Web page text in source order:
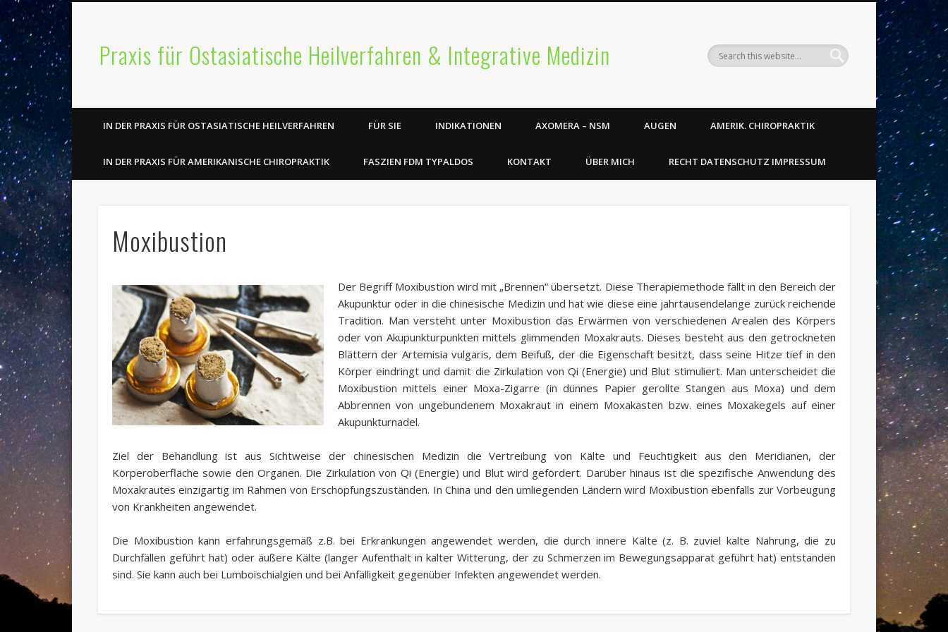
Praxis für Ostasiatische Heilverfahren & Integrative Medizin
IN DER PRAXIS FÜR OSTASIATISCHE HEILVERFAHREN FÜR SIE INDIKATIONEN AXOMERA – NSM AUGEN AMERIK. CHIROPRAKTIK
IN DER PRAXIS FÜR AMERIKANISCHE CHIROPRAKTIK FASZIEN FDM TYPALDOS KONTAKT ÜBER MICH RECHT DATENSCHUTZ IMPRESSUM
Moxibustion
Der Begriff Moxibustion wird mit „Brennen“ übersetzt. Diese Therapiemethode fällt in den Bereich der
Akupunktur oder in die chinesische Medizin und hat wie diese eine jahrtausendelange zurück reichende
Tradition. Man versteht unter Moxibustion das Erwärmen von verschiedenen Arealen des Körpers
oder von Akupunkturpunkten mittels glimmenden Moxakrauts. Dieses besteht aus den getrockneten
Blättern der Artemisia vulgaris, dem Beifuß, der die Eigenschaft besitzt, dass seine Hitze tief in den
Körper eindringt und damit die Zirkulation von Qi (Energie) und Blut stimuliert. Man unterscheidet die
Moxibustion mittels einer Moxa-Zigarre (in dünnes Papier gerollte Stangen aus Moxa) und dem
Abbrennen von ungebundenem Moxakraut in einem Moxakasten bzw. eines Moxakegels auf einer
Akupunkturnadel.
Ziel der Behandlung ist aus Sichtweise der chinesischen Medizin die Vertreibung von Kälte und Feuchtigkeit aus den Meridianen, der
Körperoberfläche sowie den Organen. Die Zirkulation von Qi (Energie) und Blut wird gefördert. Darüber hinaus ist die spezifische Anwendung des
Moxakrautes einzigartig im Rahmen von Erschöpfungszuständen. In China und den umliegenden Ländern wird Moxibustion ebenfalls zur Vorbeugung
von Krankheiten angewendet.
Die Moxibustion kann erfahrungsgemäß z.B. bei Erkrankungen angewendet werden, die durch innere Kälte (z. B. zuviel kalte Nahrung, die zu
Durchfällen geführt hat) oder äußere Kälte (langer Aufenthalt in kalter Witterung, der zu Schmerzen im Bewegungsapparat geführt hat) entstanden
sind. Sie kann auch bei Lumboischialgien und bei Anfälligkeit gegenüber Infekten angewendet werden.